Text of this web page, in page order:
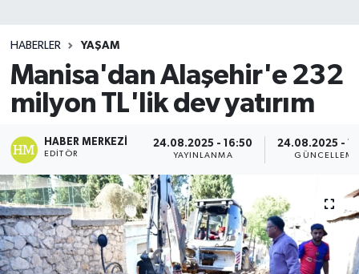
HABERLER YAŞAM
Manisa'dan Alaşehir'e 232
milyon TL'lik dev yatırım
HABER MERKEZI
EDITÖR
24.08.2025 - 16:50
YAYINLANMA
24.08.2025 -
GÜNCELLEME
Teknoloji
TRABZON
TRABZONSPOR
Yaşam